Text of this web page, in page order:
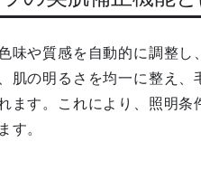
味や質感を自動的に調整し
肌の明るさを均一に整え、
ます。これにより、照明条
す。